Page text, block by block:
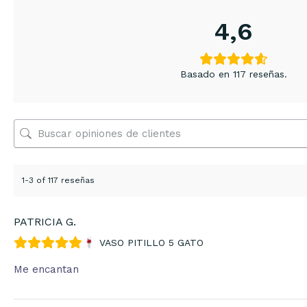
4,6
Basado en 117 reseñas.
1-3 of 117 reseñas
PATRICIA G.
VASO PITILLO 5 GATO
Me encantan